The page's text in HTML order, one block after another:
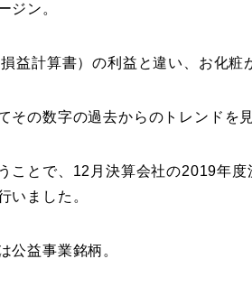
ジン。
益計算書）の利益と違い、お化
その数字の過去からのトレンドを
ことで、12月決算会社の2019年
いました。
公益事業銘柄。